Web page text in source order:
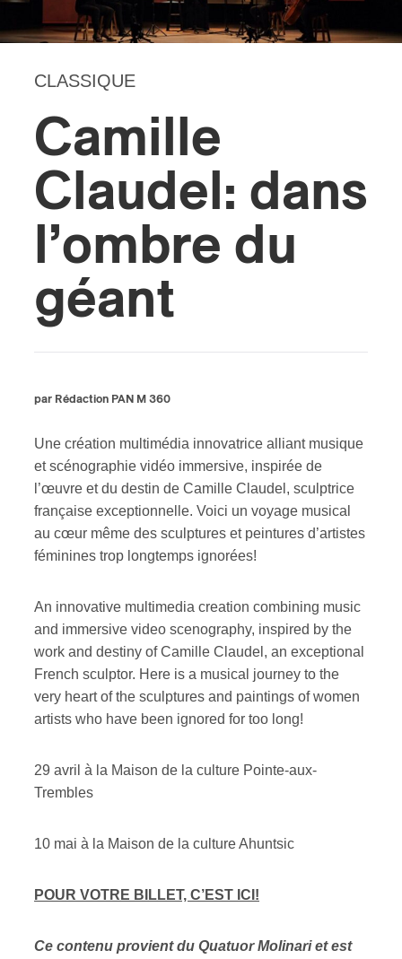
CLASSIQUE
Camille
Claudel: dans
l’ombre du
géant
par Rédaction PAN M 360
Une création multimédia innovatrice alliant musique
et scénographie vidéo immersive, inspirée de
l’œuvre et du destin de Camille Claudel, sculptrice
française exceptionnelle. Voici un voyage musical
au cœur même des sculptures et peintures d’artistes
féminines trop longtemps ignorées!
An innovative multimedia creation combining music
and immersive video scenography, inspired by the
work and destiny of Camille Claudel, an exceptional
French sculptor. Here is a musical journey to the
very heart of the sculptures and paintings of women
artists who have been ignored for too long!
29 avril à la Maison de la culture Pointe-aux-
Trembles
10 mai à la Maison de la culture Ahuntsic
POUR VOTRE BILLET, C’EST ICI!
Ce contenu provient du Quatuor Molinari et est